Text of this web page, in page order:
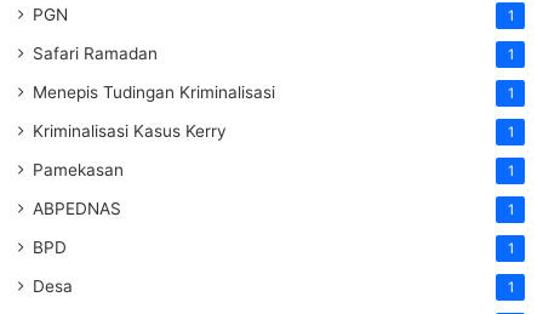
PGN 1
Safari Ramadan 1
Menepis Tudingan Kriminalisasi 1
Kriminalisasi Kasus Kerry 1
Pamekasan 1
ABPEDNAS 1
BPD 1
Desa 1